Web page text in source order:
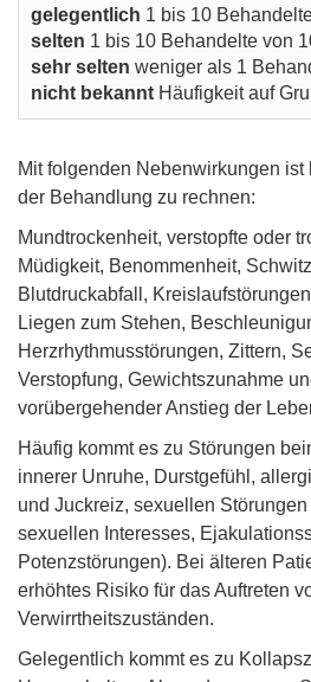
gelegentlich 1 bis 10
selten 1 bis 10 Behandelte von
sehr selten weniger als 1
nicht bekannt Häufigkeit auf
Mit folgenden Nebenwirkungen
der Behandlung zu rechnen:
Mundtrockenheit, verstopfte oder
Müdigkeit, Benommenheit,
Blutdruckabfall,
Liegen zum Stehen,
Herzrhythmusstörungen, Zittern,
Verstopfung, Gewichtszunahme
vorübergehender Anstieg der
Häufig kommt es zu Störungen
innerer Unruhe, Durstgefühl,
und Juckreiz, sexuellen
sexuellen Interesses,
Potenzstörungen). Bei älteren
erhöhtes Risiko für das Auftreten
Verwirrtheitszuständen.
Gelegentlich kommt es zu